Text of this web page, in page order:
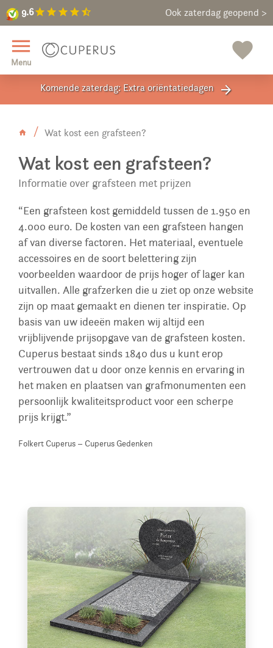
9.6star star star star star_half Ook zaterdag geopend >
9.6 Maak een vrijblijvende afspraak
menu
Menu favorite
close
Komende zaterdag: Extra oriëntatiedagen arrow_forward
Wat kost een grafsteen?
Wat kost een grafsteen?
Informatie over grafsteen met prijzen
“Een grafsteen kost gemiddeld tussen de 1.950 en
4.000 euro. De kosten van een grafsteen hangen
af van diverse factoren. Het materiaal, eventuele
accessoires en de soort belettering zijn
voorbeelden waardoor de prijs hoger of lager kan
uitvallen. Alle grafzerken die u ziet op onze website
zijn op maat gemaakt en dienen ter inspiratie. Op
basis van uw ideeën maken wij altijd een
vrijblijvende prijsopgave van de grafsteen kosten.
Cuperus bestaat sinds 1840 dus u kunt erop
vertrouwen dat u door onze kennis en ervaring in
het maken en plaatsen van grafmonumenten een
persoonlijk kwaliteitsproduct voor een scherpe
prijs krijgt.”
Folkert Cuperus – Cuperus Gedenken